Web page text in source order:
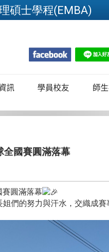
碩士學程(EMBA)
訊 學員校友 師
國賽圓滿落幕
圓滿落幕
們的努力與汗水，交織成